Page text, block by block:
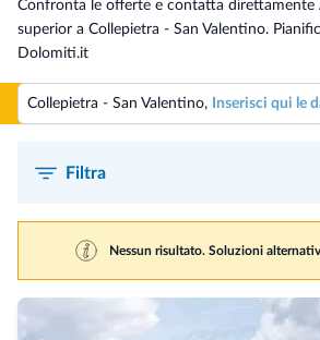
Confronta le offerte e contatta direttamente
superior a Collepietra - San Valentino.
Dolomiti.it
Collepietra - San Valentino, Inserisci qui le
Filtra
Nessun risultato. Soluzioni